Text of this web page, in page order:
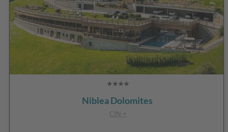
Niblea Dolomites
CIN +